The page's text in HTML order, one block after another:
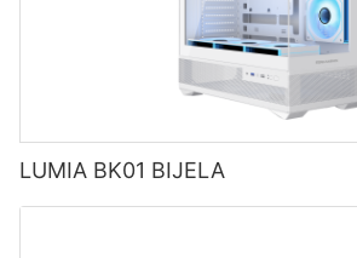
LUMIA BK01 BIJELA